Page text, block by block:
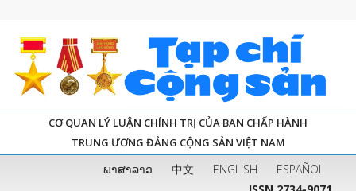
CƠ QUAN LÝ LUẬN CHÍNH TRỊ CỦA BAN CHẤP HÀNH
TRUNG ƯƠNG ĐẢNG CỘNG SẢN VIỆT NAM
ພາສາລາວ 中文 ENGLISH
ESPAÑOL